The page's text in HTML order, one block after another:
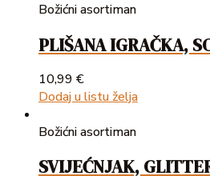
Božićni asortiman
PLIŠANA IGRAČKA,
10,99 €
Dodaj u listu želja
Božićni asortiman
SVIJEĆNJAK,